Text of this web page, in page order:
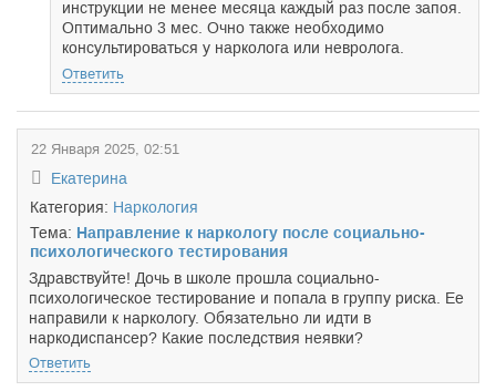
инструкции не менее месяца каждый раз после запоя.
Оптимально 3 мес. Очно также необходимо
консультироваться у нарколога или невролога.
Ответить
22 Января 2025, 02:51
Екатерина
Категория: Наркология
Тема: Направление к наркологу после социально-
психологического тестирования
Здравствуйте! Дочь в школе прошла социально-
психологическое тестирование и попала в группу риска. Ее
направили к наркологу. Обязательно ли идти в
наркодиспансер? Какие последствия неявки?
Ответить